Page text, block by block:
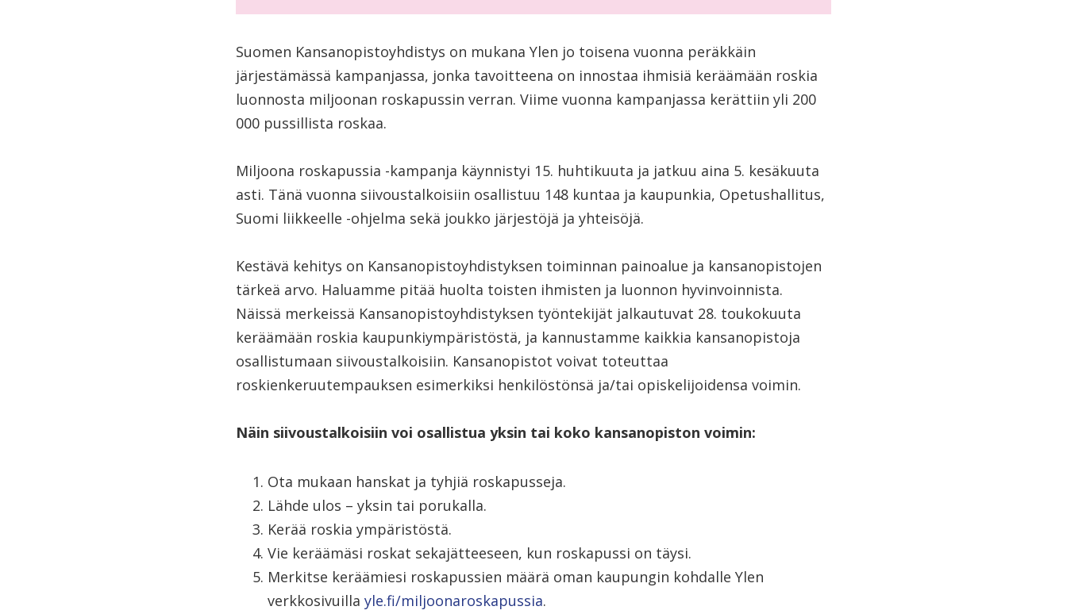
Suomen Kansanopistoyhdistys on mukana Ylen jo toisena vuonna peräkkäin
järjestämässä kampanjassa, jonka tavoitteena on innostaa ihmisiä keräämään roskia
luonnosta miljoonan roskapussin verran. Viime vuonna kampanjassa kerättiin yli 200
000 pussillista roskaa.
Miljoona roskapussia -kampanja käynnistyi 15. huhtikuuta ja jatkuu aina 5. kesäkuuta
asti. Tänä vuonna siivoustalkoisiin osallistuu 148 kuntaa ja kaupunkia, Opetushallitus,
Suomi liikkeelle -ohjelma sekä joukko järjestöjä ja yhteisöjä.
Kestävä kehitys on Kansanopistoyhdistyksen toiminnan painoalue ja kansanopistojen
tärkeä arvo. Haluamme pitää huolta toisten ihmisten ja luonnon hyvinvoinnista.
Näissä merkeissä Kansanopistoyhdistyksen työntekijät jalkautuvat 28. toukokuuta
keräämään roskia kaupunkiympäristöstä, ja kannustamme kaikkia kansanopistoja
osallistumaan siivoustalkoisiin. Kansanopistot voivat toteuttaa
roskienkeruutempauksen esimerkiksi henkilöstönsä ja/tai opiskelijoidensa voimin.
Näin siivoustalkoisiin voi osallistua yksin tai koko kansanopiston voimin:
Ota mukaan hanskat ja tyhjiä roskapusseja.
Lähde ulos – yksin tai porukalla.
Kerää roskia ympäristöstä.
Vie keräämäsi roskat sekajätteeseen, kun roskapussi on täysi.
Merkitse keräämiesi roskapussien määrä oman kaupungin kohdalle Ylen
verkkosivuilla yle.fi/miljoonaroskapussia.